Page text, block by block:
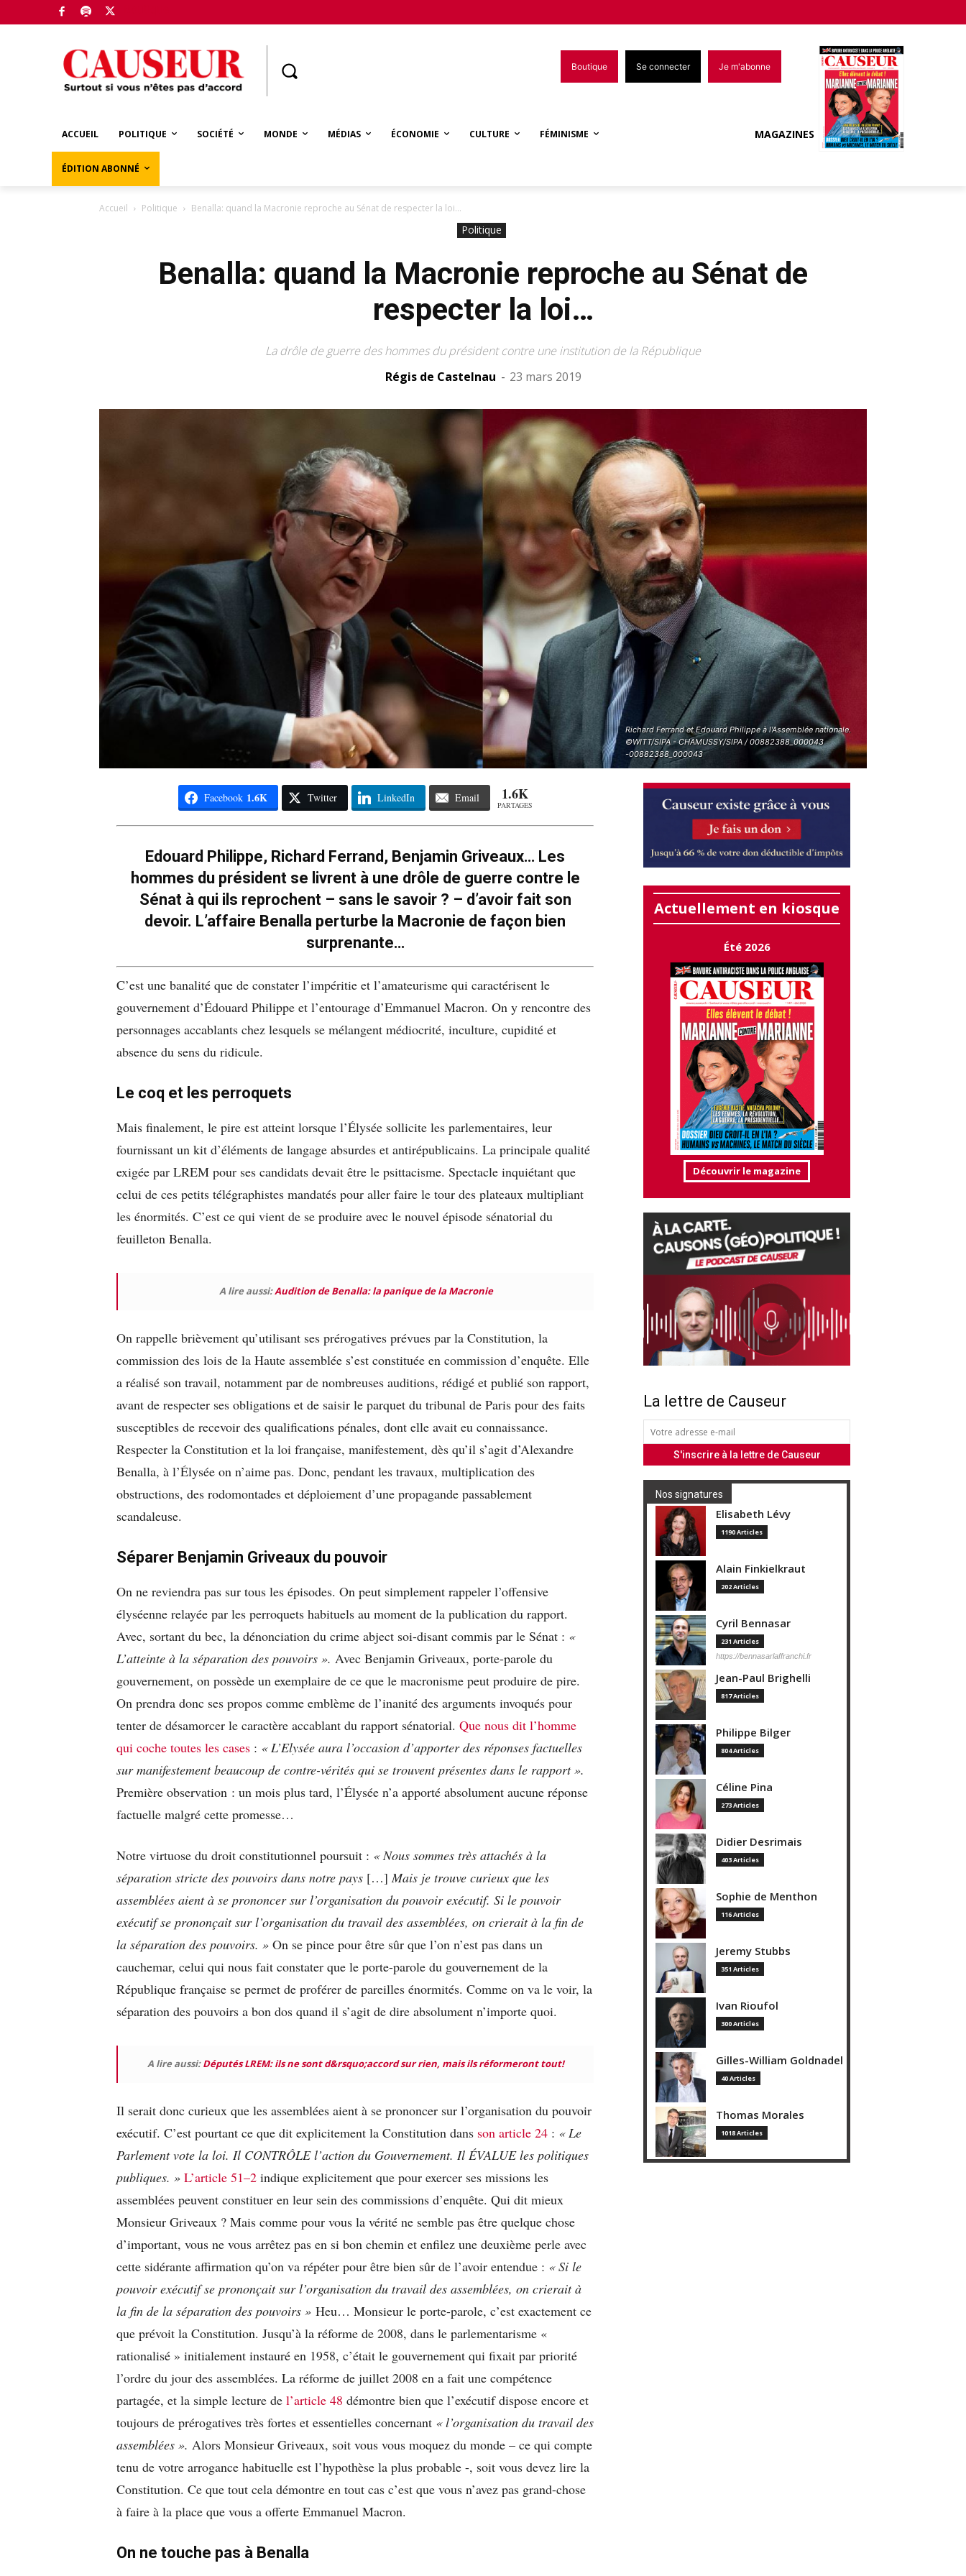
Boutique Se connecter Je m'abonne
ACCUEIL POLITIQUE SOCIÉTÉ MONDE MÉDIAS ÉCONOMIE CULTURE FÉMINISME
ÉDITION ABONNÉ
MAGAZINES
Accueil Politique Benalla: quand la Macronie reproche au Sénat de respecter la loi…
Politique
Benalla: quand la Macronie reproche au Sénat de
respecter la loi…
La drôle de guerre des hommes du président contre une institution de la République
Régis de Castelnau - 23 mars 2019
Richard Ferrand et Edouard Philippe à l'Assemblée nationale.
©WITT/SIPA - CHAMUSSY/SIPA / 00882388_000043
-00882388_000043
Facebook 1.6K Twitter LinkedIn Email 1.6K
PARTAGES
Edouard Philippe, Richard Ferrand, Benjamin Griveaux… Les
hommes du président se livrent à une drôle de guerre contre le
Sénat à qui ils reprochent – sans le savoir ? – d’avoir fait son
devoir. L’affaire Benalla perturbe la Macronie de façon bien
surprenante…
C’est une banalité que de constater l’impéritie et l’amateurisme qui caractérisent le
gouvernement d’Édouard Philippe et l’entourage d’Emmanuel Macron. On y rencontre des
personnages accablants chez lesquels se mélangent médiocrité, inculture, cupidité et
absence du sens du ridicule.
Le coq et les perroquets
Mais finalement, le pire est atteint lorsque l’Élysée sollicite les parlementaires, leur
fournissant un kit d’éléments de langage absurdes et antirépublicains. La principale qualité
exigée par LREM pour ses candidats devait être le psittacisme. Spectacle inquiétant que
celui de ces petits télégraphistes mandatés pour aller faire le tour des plateaux multipliant
les énormités. C’est ce qui vient de se produire avec le nouvel épisode sénatorial du
feuilleton Benalla.
A lire aussi:Audition de Benalla: la panique de la Macronie
On rappelle brièvement qu’utilisant ses prérogatives prévues par la Constitution, la
commission des lois de la Haute assemblée s’est constituée en commission d’enquête. Elle
a réalisé son travail, notamment par de nombreuses auditions, rédigé et publié son rapport,
avant de respecter ses obligations et de saisir le parquet du tribunal de Paris pour des faits
susceptibles de recevoir des qualifications pénales, dont elle avait eu connaissance.
Respecter la Constitution et la loi française, manifestement, dès qu’il s’agit d’Alexandre
Benalla, à l’Élysée on n’aime pas. Donc, pendant les travaux, multiplication des
obstructions, des rodomontades et déploiement d’une propagande passablement
scandaleuse.
Séparer Benjamin Griveaux du pouvoir
On ne reviendra pas sur tous les épisodes. On peut simplement rappeler l’offensive
élyséenne relayée par les perroquets habituels au moment de la publication du rapport.
Avec, sortant du bec, la dénonciation du crime abject soi-disant commis par le Sénat : «
L’atteinte à la séparation des pouvoirs ». Avec Benjamin Griveaux, porte-parole du
gouvernement, on possède un exemplaire de ce que le macronisme peut produire de pire.
On prendra donc ses propos comme emblème de l’inanité des arguments invoqués pour
tenter de désamorcer le caractère accablant du rapport sénatorial. Que nous dit l’homme
qui coche toutes les cases : « L’Elysée aura l’occasion d’apporter des réponses factuelles
sur manifestement beaucoup de contre-vérités qui se trouvent présentes dans le rapport ».
Première observation : un mois plus tard, l’Élysée n’a apporté absolument aucune réponse
factuelle malgré cette promesse…
Notre virtuose du droit constitutionnel poursuit : « Nous sommes très attachés à la
séparation stricte des pouvoirs dans notre pays […] Mais je trouve curieux que les
assemblées aient à se prononcer sur l’organisation du pouvoir exécutif. Si le pouvoir
exécutif se prononçait sur l’organisation du travail des assemblées, on crierait à la fin de
la séparation des pouvoirs. » On se pince pour être sûr que l’on n’est pas dans un
cauchemar, celui qui nous fait constater que le porte-parole du gouvernement de la
République française se permet de proférer de pareilles énormités. Comme on va le voir, la
séparation des pouvoirs a bon dos quand il s’agit de dire absolument n’importe quoi.
A lire aussi:Députés LREM: ils ne sont d&rsquo;accord sur rien, mais ils réformeront tout!
Il serait donc curieux que les assemblées aient à se prononcer sur l’organisation du pouvoir
exécutif. C’est pourtant ce que dit explicitement la Constitution dans son article 24 : « Le
Parlement vote la loi. Il CONTRÔLE l’action du Gouvernement. Il ÉVALUE les politiques
publiques. » L’article 51–2 indique explicitement que pour exercer ses missions les
assemblées peuvent constituer en leur sein des commissions d’enquête. Qui dit mieux
Monsieur Griveaux ? Mais comme pour vous la vérité ne semble pas être quelque chose
d’important, vous ne vous arrêtez pas en si bon chemin et enfilez une deuxième perle avec
cette sidérante affirmation qu’on va répéter pour être bien sûr de l’avoir entendue : « Si le
pouvoir exécutif se prononçait sur l’organisation du travail des assemblées, on crierait à
la fin de la séparation des pouvoirs » Heu… Monsieur le porte-parole, c’est exactement ce
que prévoit la Constitution. Jusqu’à la réforme de 2008, dans le parlementarisme «
rationalisé » initialement instauré en 1958, c’était le gouvernement qui fixait par priorité
l’ordre du jour des assemblées. La réforme de juillet 2008 en a fait une compétence
partagée, et la simple lecture de l’article 48 démontre bien que l’exécutif dispose encore et
toujours de prérogatives très fortes et essentielles concernant « l’organisation du travail des
assemblées ». Alors Monsieur Griveaux, soit vous vous moquez du monde – ce qui compte
tenu de votre arrogance habituelle est l’hypothèse la plus probable -, soit vous devez lire la
Constitution. Ce que tout cela démontre en tout cas c’est que vous n’avez pas grand-chose
à faire à la place que vous a offerte Emmanuel Macron.
On ne touche pas à Benalla
Actuellement en kiosque
Été 2026
Découvrir le magazine
La lettre de Causeur
Nos signatures
Elisabeth Lévy
1190 Articles
Alain Finkielkraut
202 Articles
Cyril Bennasar
231 Articles
https://bennasarlaffranchi.fr
Jean-Paul Brighelli
817 Articles
Philippe Bilger
804 Articles
Céline Pina
273 Articles
Didier Desrimais
403 Articles
Sophie de Menthon
116 Articles
Jeremy Stubbs
351 Articles
Ivan Rioufol
300 Articles
Gilles-William Goldnadel
40 Articles
Thomas Morales
1018 Articles